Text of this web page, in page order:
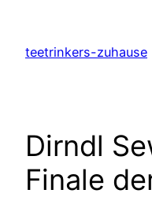
springen
teetrinkers-zuhause
Dirndl
Finale